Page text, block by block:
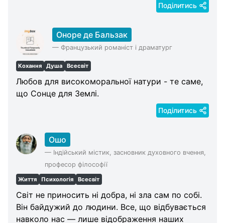
Поділитись
Оноре де Бальзак
— Французький романіст і драматург
Кохання Душа Всесвіт
Любов для високоморальної натури - те саме,
що Сонце для Землі.
Поділитись
Ошо
— Індійський містик, засновник духовного вчення,
професор філософії
Життя Психологія Всесвіт
Світ не приносить ні добра, ні зла сам по собі.
Він байдужий до людини. Все, що відбувається
навколо нас — лише відображення наших